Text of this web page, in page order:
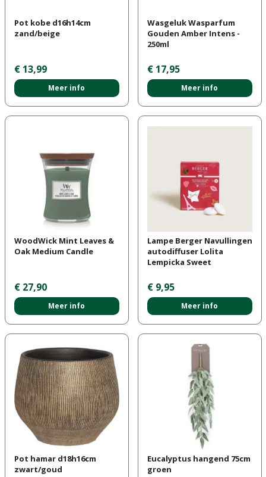
Pot kobe d16h14cm
zand/beige
€ 13,99
Meer info
Wasgeluk Wasparfum
Gouden Amber Intens -
250ml
€ 17,95
Meer info
WoodWick Mint Leaves &
Oak Medium Candle
€ 27,90
Meer info
Lampe Berger Navullingen
autodiffuser Lolita
Lempicka Sweet
€ 9,95
Meer info
Pot hamar d18h16cm
zwart/goud
Eucalyptus hangend 75cm
groen